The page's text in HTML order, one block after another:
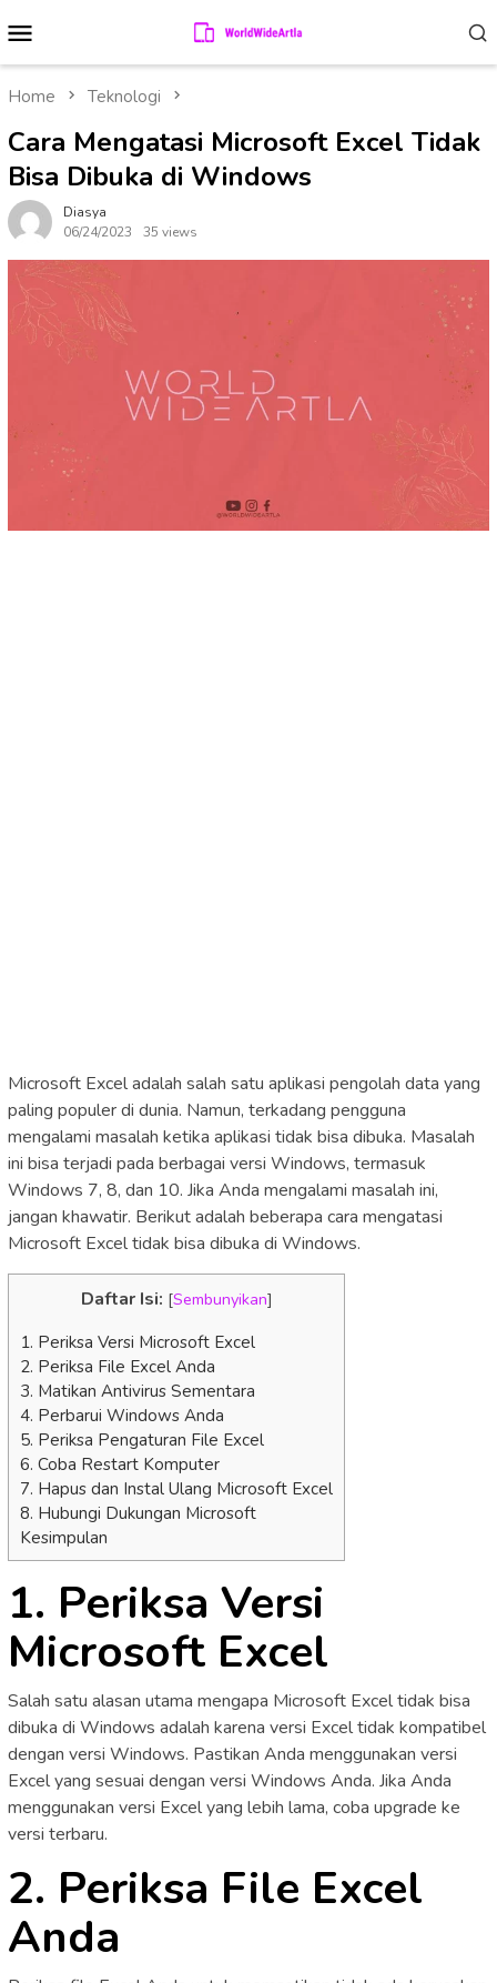
to
contentMenu
Home Teknologi
Cara Mengatasi Microsoft Excel Tidak
Bisa Dibuka di Windows
Diasya
06/24/2023
35 views
Microsoft Excel adalah salah satu aplikasi pengolah data yang
paling populer di dunia. Namun, terkadang pengguna
mengalami masalah ketika aplikasi tidak bisa dibuka. Masalah
ini bisa terjadi pada berbagai versi Windows, termasuk
Windows 7, 8, dan 10. Jika Anda mengalami masalah ini,
jangan khawatir. Berikut adalah beberapa cara mengatasi
Microsoft Excel tidak bisa dibuka di Windows.
Daftar Isi: [Sembunyikan]
1. Periksa Versi Microsoft Excel
2. Periksa File Excel Anda
3. Matikan Antivirus Sementara
4. Perbarui Windows Anda
5. Periksa Pengaturan File Excel
6. Coba Restart Komputer
7. Hapus dan Instal Ulang Microsoft Excel
8. Hubungi Dukungan Microsoft
Kesimpulan
1. Periksa Versi
Microsoft Excel
Salah satu alasan utama mengapa Microsoft Excel tidak bisa
dibuka di Windows adalah karena versi Excel tidak kompatibel
dengan versi Windows. Pastikan Anda menggunakan versi
Excel yang sesuai dengan versi Windows Anda. Jika Anda
menggunakan versi Excel yang lebih lama, coba upgrade ke
versi terbaru.
2. Periksa File Excel
Anda